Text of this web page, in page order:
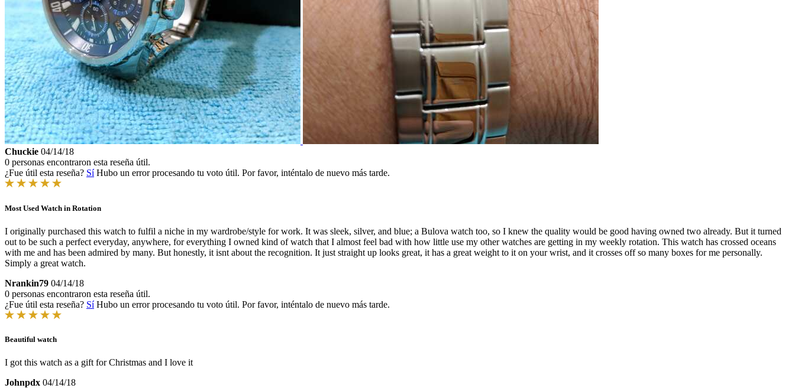
Chuckie 04/14/18
0 personas encontraron esta reseña útil.
¿Fue útil esta reseña? Sí Hubo un error procesando tu voto útil. Por favor, inténtalo de nuevo más tarde.
Most Used Watch in Rotation
I originally purchased this watch to fulfil a niche in my wardrobe/style for work. It was sleek, silver, and blue; a Bulova watch too, so I knew the quality would be good having owned two already. But it turned
out to be such a perfect everyday, anywhere, for everything I owned kind of watch that I almost feel bad with how little use my other watches are getting in my weekly rotation. This watch has crossed oceans
with me and has been admired by many. But honestly, it isnt about the recognition. It just straight up looks great, it has a great weight to it on your wrist, and it crosses off so many boxes for me personally.
Simply a great watch.
Nrankin79 04/14/18
0 personas encontraron esta reseña útil.
¿Fue útil esta reseña? Sí Hubo un error procesando tu voto útil. Por favor, inténtalo de nuevo más tarde.
Beautiful watch
I got this watch as a gift for Christmas and I love it
Johnpdx 04/14/18